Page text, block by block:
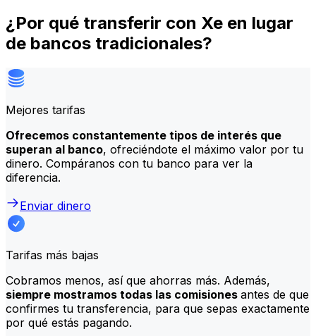
¿Por qué transferir con Xe en lugar
de bancos tradicionales?
Mejores tarifas
Ofrecemos constantemente tipos de interés que
superan al banco, ofreciéndote el máximo valor por tu
dinero. Compáranos con tu banco para ver la
diferencia.
Enviar dinero
Tarifas más bajas
Cobramos menos, así que ahorras más. Además,
siempre mostramos todas las comisiones antes de que
confirmes tu transferencia, para que sepas exactamente
por qué estás pagando.